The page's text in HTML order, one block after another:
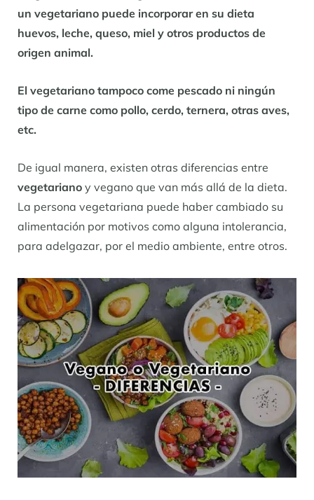
un vegetariano puede incorporar en su dieta
huevos, leche, queso, miel y otros productos de
origen animal.
El vegetariano tampoco come pescado ni ningún
tipo de carne como pollo, cerdo, ternera, otras aves,
etc.
De igual manera, existen otras diferencias entre
vegetariano y vegano que van más allá de la dieta.
La persona vegetariana puede haber cambiado su
alimentación por motivos como alguna intolerancia,
para adelgazar, por el medio ambiente, entre otros.